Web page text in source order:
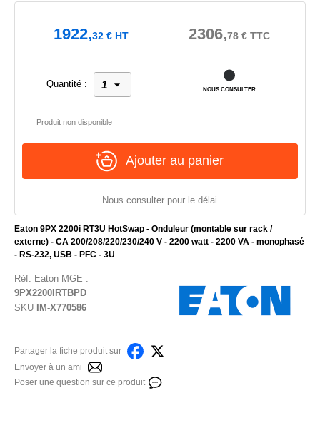
Eaton 9PX 2200i RT3U HotSwap - Onduleur (montable sur rack /
externe) - CA 200/208/220/230/240 V - 2200 watt - 2200 VA - monophasé
- RS-232, USB - PFC - 3U
Réf. Eaton MGE :
9PX2200IRTBPD
SKU
IM-X770586
Partager la fiche produit sur
Envoyer à un ami
Poser une question sur ce produit
1922,32€HT 2306,78€TTC
Quantité :
NOUS CONSULTER
Produit non disponible
Ajouter au panier
Nous consulter pour le délai